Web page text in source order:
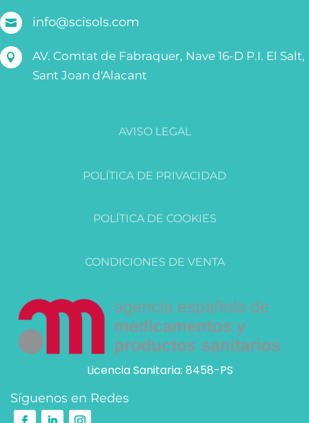
 info@scisols.com

AV. Comtat de Fabraquer, Nave 16-D P.I. El Salt,
Sant Joan d'Alacant
AVISO LEGAL
POLÍTICA DE PRIVACIDAD
POLÍTICA DE COOKIES
CONDICIONES DE VENTA
Licencia Sanitaria: 8458-PS
Síguenos en Redes